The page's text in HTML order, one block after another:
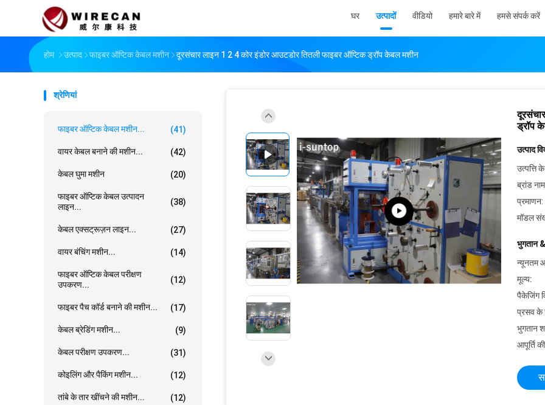
घर उत्पादों वीडियो हमारे बारे में हमसे संपर्क करें
होम उत्पाद फाइबर ऑप्टिक केबल मशीन दूरसंचार लाइन 1 2 4 कोर इंडोर आउटडोर तितली फाइबर ऑप्टिक ड्रॉप केबल मशीन
श्रेणियां
फाइबर ऑप्टिक केबल मशीन... (41)
वायर केबल बनाने की मशीन... (42)
केबल घुमा मशीन (20)
फाइबर ऑप्टिक केबल उत्पादन
लाइन...
(38)
केबल एक्सट्रूज़न लाइन... (27)
वायर बंचिंग मशीन... (14)
फाइबर ऑप्टिक केबल परीक्षण
उपकरण...
(12)
फाइबर पैच कॉर्ड बनाने की मशीन... (17)
केबल ब्रेडिंग मशीन... (9)
केबल परीक्षण उपकरण... (31)
कोइलिंग और पैकिंग मशीन... (12)
तांबे के तार खींचने की मशीन... (12)
ड्रॉप
उत्पाद
उत्पत्ति
ब्रांड
प्रमाणन:
मॉडल
भुगतान
न्यूनतम
मूल्य:
पैकेजिंग
प्रसव के
भुगतान
आपूर्ति